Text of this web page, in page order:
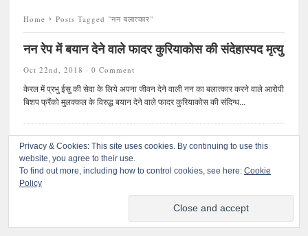
Home Posts Tagged "नन बलात्कार"
नन रेप में बयान देने वाले फादर कुरियाकोस की संदेहास्पद मृत्यु
Oct 22nd, 2018 · 0 Comment
केरल में प्रभु ईसु की सेवा के लिये अपना जीवन देने वाली नन का बलात्कार करने वाले आरोपी
बिशप फ्रैंको मुलक्कल के विरुद्ध बयान देने वाले फादर कुरियाकोस की संदिग्ध...
©प्रतिकार . All rights reserved.
Privacy & Cookies: This site uses cookies. By continuing to use this
website, you agree to their use.
To find out more, including how to control cookies, see here: Cookie
Policy